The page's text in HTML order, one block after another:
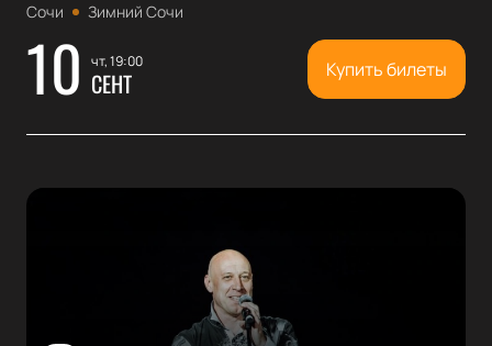
Сочи Зимний Сочи
10 чт, 19:00
СЕНТ Купить билеты